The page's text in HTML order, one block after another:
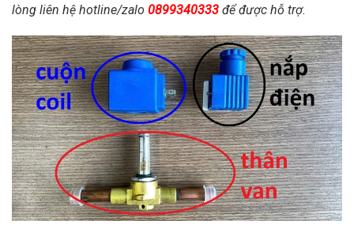
lòng liên hệ hotline/zalo 0899340333 để được hỗ trợ.